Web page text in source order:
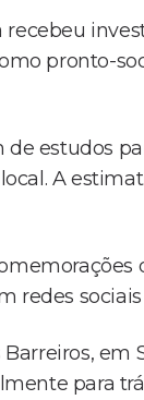
pronto-
estudos
A
redes
em
para